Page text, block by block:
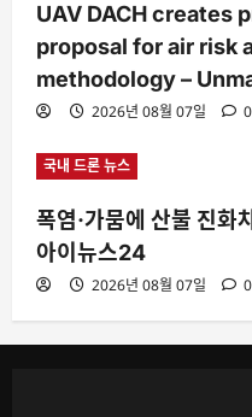
UAV DACH creates
proposal for air risk
methodology –
2026년 08월 07일 0
국내 드론 뉴스
폭염·가뭄에 산불 진화
아이뉴스24
2026년 08월 07일 0